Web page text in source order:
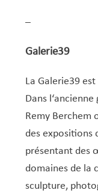
–
Galerie39
La Galerie39
Dans
Remy Berchem
des expositions
présentant des
domaines de la
sculpture,